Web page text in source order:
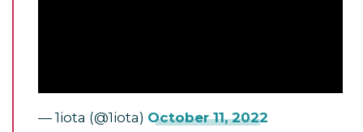
— 1iota (@1iota) October 11, 2022